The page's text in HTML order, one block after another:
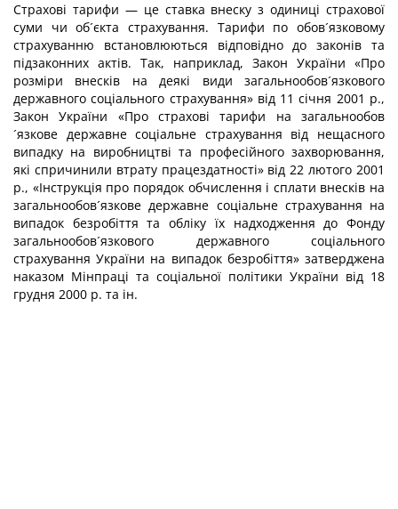
Страхові тарифи — це ставка внеску з одиниці страхової
суми чи об´єкта страхування. Тарифи по обов´язковому
страхуванню встановлюються відповідно до законів та
підзаконних актів. Так, наприклад, Закон України «Про
розміри внесків на деякі види загальнообов´язкового
державного соціального страхування» від 11 січня 2001 р.,
Закон України «Про страхові тарифи на загальнообов
´язкове державне соціальне страхування від нещасного
випадку на виробництві та професійного захворювання,
які спричинили втрату працездатності» від 22 лютого 2001
р., «Інструкція про порядок обчислення і сплати внесків на
загальнообов´язкове державне соціальне страхування на
випадок безробіття та обліку їх надходження до Фонду
загальнообов´язкового державного соціального
страхування України на випадок безробіття» затверджена
наказом Мінпраці та соціальної політики України від 18
грудня 2000 р. та ін.